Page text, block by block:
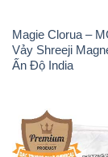
Magie Clorua –
Vảy Shreeji
Ấn Độ India